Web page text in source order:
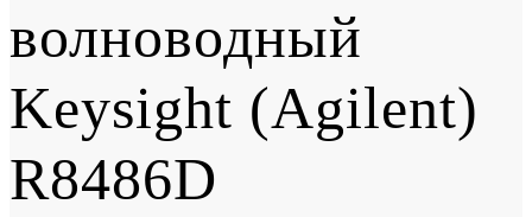
волноводный
Keysight (Agilent)
R8486D